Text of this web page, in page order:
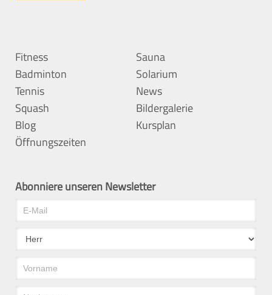
Fitness
Badminton
Tennis
Squash
Blog
Öffnungszeiten
Sauna
Solarium
News
Bildergalerie
Kursplan
Abonniere unseren Newsletter